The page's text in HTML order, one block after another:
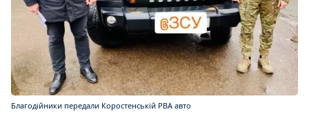
Благодійники передали Коростенській РВА авто